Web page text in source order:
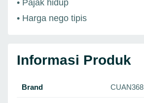
• Pajak hidup
• Harga nego tipis
Informasi Produk
Brand CUAN368